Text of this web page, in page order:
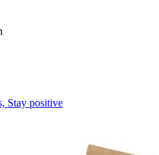
Stay positive